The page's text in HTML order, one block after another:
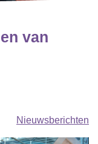
van
Nieuwsberichten